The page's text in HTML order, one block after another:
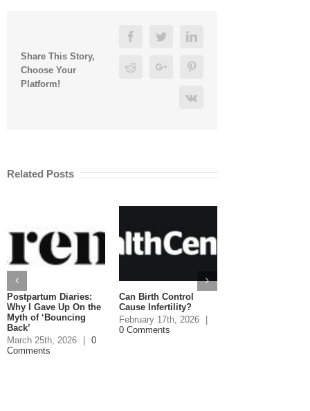
Share This Story,
Choose Your
Platform!
FacebookTwitterLinkedin
RedditGoogle+
Vk
Related Posts
Postpartum Diaries:
Why I Gave Up On the
Myth of ‘Bouncing
Back’
March 25th, 2026
0
Comments
Can Birth Control
Cause Infertility?
February 17th, 2026
0 Comments